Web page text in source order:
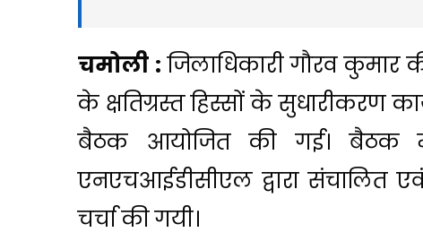
चमोली :जिलाधिकारी गौरव कुमार
के क्षतिग्रस्त हिस्सों के सुधारीकरण
बैठक आयोजित की गई। बैठक
एनएचआईडीसीएल द्वारा संचालित एवं
चर्चा की गयी।